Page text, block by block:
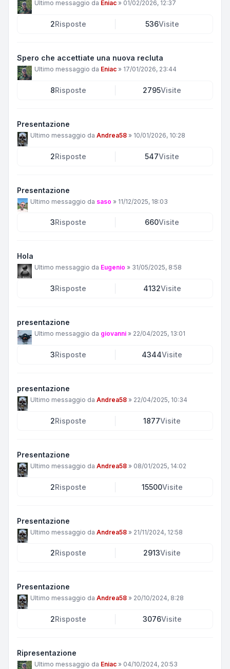
Ultimo messaggio da Eniac » 01/02/2026, 12:37
2Risposte 536Visite
Spero che accettiate una nuova recluta
Ultimo messaggio da Eniac » 17/01/2026, 23:44
8Risposte 2795Visite
Presentazione
Ultimo messaggio da Andrea58 » 10/01/2026, 10:28
2Risposte 547Visite
Presentazione
Ultimo messaggio da saso » 11/12/2025, 18:03
3Risposte 660Visite
Hola
Ultimo messaggio da Eugenio » 31/05/2025, 8:58
3Risposte 4132Visite
presentazione
Ultimo messaggio da giovanni » 22/04/2025, 13:01
3Risposte 4344Visite
presentazione
Ultimo messaggio da Andrea58 » 22/04/2025, 10:34
2Risposte 1877Visite
Presentazione
Ultimo messaggio da Andrea58 » 08/01/2025, 14:02
2Risposte 15500Visite
Presentazione
Ultimo messaggio da Andrea58 » 21/11/2024, 12:58
2Risposte 2913Visite
Presentazione
Ultimo messaggio da Andrea58 » 20/10/2024, 8:28
2Risposte 3076Visite
Ripresentazione
Ultimo messaggio da Eniac » 04/10/2024, 20:53